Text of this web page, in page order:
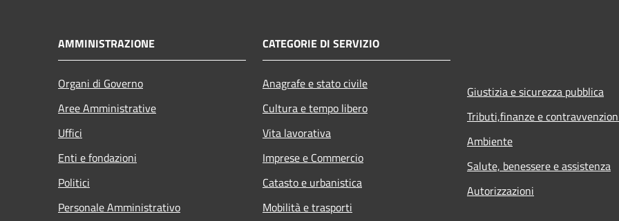
AMMINISTRAZIONE
Organi di Governo
Aree Amministrative
Uffici
Enti e fondazioni
Politici
Personale Amministrativo
CATEGORIE DI SERVIZIO
Anagrafe e stato civile
Cultura e tempo libero
Vita lavorativa
Imprese e Commercio
Catasto e urbanistica
Mobilità e trasporti
Giustizia e sicurezza pubblica
Tributi,finanze e
Ambiente
Salute, benessere e assistenza
Autorizzazioni